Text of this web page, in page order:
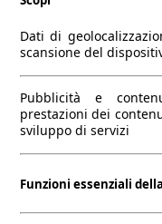
Dati di
scansione del
Pubblicità e
prestazioni dei
sviluppo di servizi
Funzioni essenziali